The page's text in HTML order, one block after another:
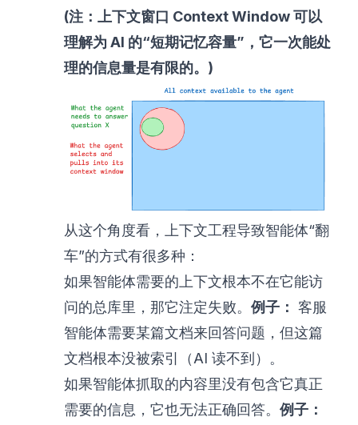
(注：上下文窗口 Context Window 可以
理解为 AI 的“短期记忆容量”，它一次能处
理的信息量是有限的。)
从这个角度看，上下文工程导致智能体“翻
车”的方式有很多种：
如果智能体需要的上下文根本不在它能访
问的总库里，那它注定失败。 例子： 客服
智能体需要某篇文档来回答问题，但这篇
文档根本没被索引（AI 读不到）。
如果智能体抓取的内容里没有包含它真正
需要的信息，它也无法正确回答。 例子：